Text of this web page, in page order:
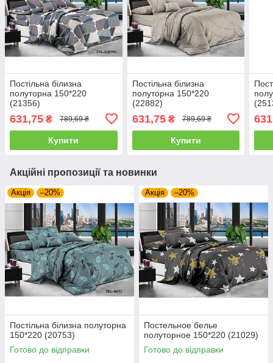
Постільна білизна
полуторна 150*220
(21356)
631,75 ₴ 789,69 ₴
Купити
Постільна білизна
полуторна 150*220
(22882)
631,75₴ 789,69 ₴
Купити
Акційні пропозиції та новинки
Акція –20%
Постільна білизна полуторна
150*220 (20753)
Готово до відправки
Акція –20%
Постельное белье
полуторное 150*220 (21029)
Готово до відправки